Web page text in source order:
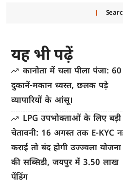
यह भी पढ़ें
कानोता में चला पीला पंजा: 60
दुकानें-मकान ध्वस्त, छलक पड़े
व्यापारियों के आंसू।
LPG उपभोक्ताओं के लिए बड़ी
चेतावनी: 16 अगस्त तक E-KYC
कराई तो बंद होगी उज्ज्वला योजना
की सब्सिडी, जयपुर में 3.50 लाख
पेंडिंग